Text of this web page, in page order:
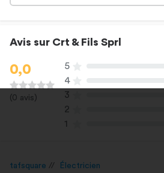
Avis sur Crt & Fils Sprl
0,0
(0 avis)
5
4
3
2
1
tafsquare Électricien